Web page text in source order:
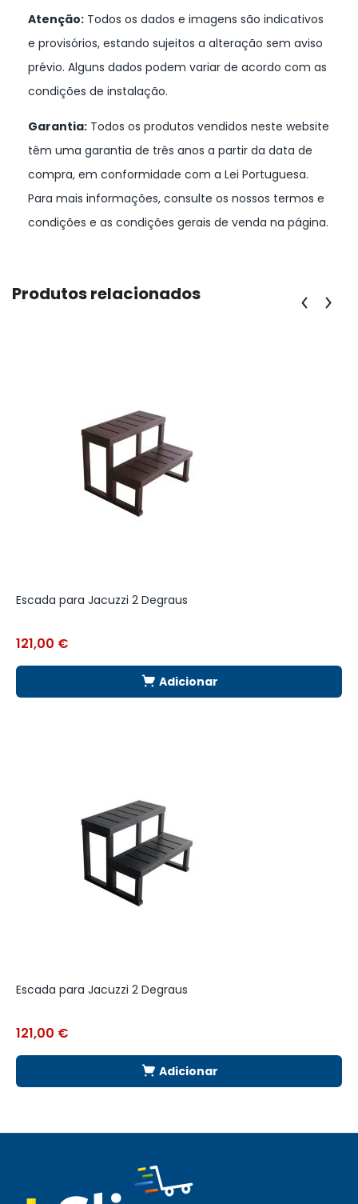
Atenção: Todos os dados e imagens são indicativos
e provisórios, estando sujeitos a alteração sem aviso
prévio. Alguns dados podem variar de acordo com as
condições de instalação.
Garantia: Todos os produtos vendidos neste website
têm uma garantia de três anos a partir da data de
compra, em conformidade com a Lei Portuguesa.
Para mais informações, consulte os nossos termos e
condições e as condições gerais de venda na página.
Produtos relacionados
Escada para Jacuzzi 2 Degraus
121,00 €
Adicionar
Escada para Jacuzzi 2 Degraus
121,00 €
Adicionar